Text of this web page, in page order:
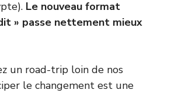
Le nouveau format
» passe nettement mieux
un road-trip loin de nos
le changement est une